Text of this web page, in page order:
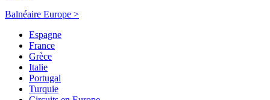
Balnéaire Europe >
Espagne
France
Grèce
Italie
Portugal
Turquie